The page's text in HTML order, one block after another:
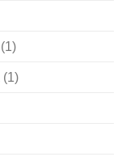
(1)
(1)